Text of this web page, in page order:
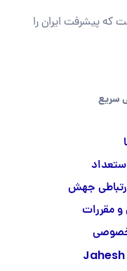
پیشرفت ایران را
سریع
جهش
و مقررات
Jahesh